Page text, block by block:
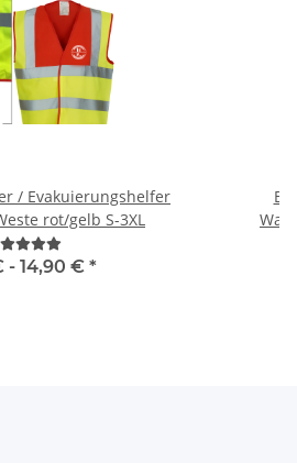
/ Evakuierungshelfer
rot/gelb S-3XL
- 14,90 € *